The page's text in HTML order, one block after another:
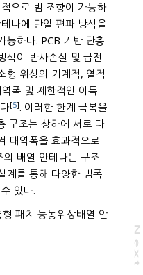
N
e
x
t
a
g
빔 조향이 가능하
나에 단일 편파 방식을
능하다. PCB 기반 단층
형 위성의 기계적, 열적
[5]. 이러한 한계 극복을
대역폭을 효과적으로
의 배열 안테나는 구조
있다.
패치 능동위상배열 안